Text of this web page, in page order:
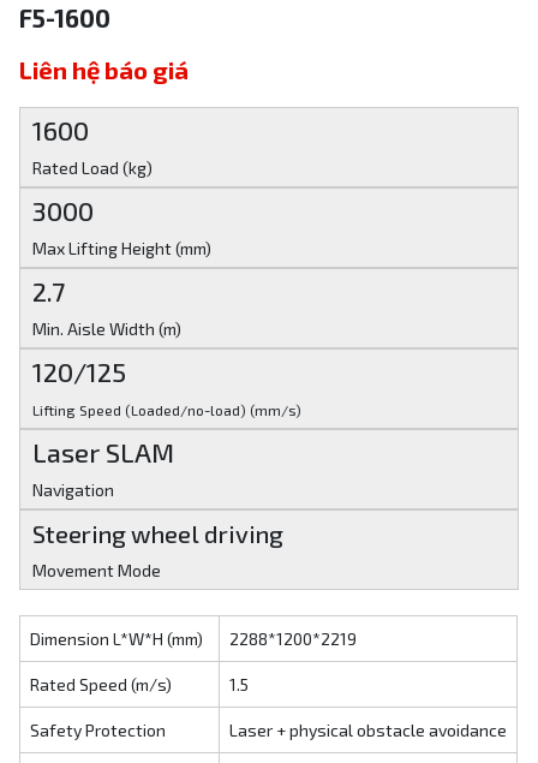
F5-1600
Liên hệ báo giá
1600
Rated Load (kg)
3000
Max Lifting Height (mm)
2.7
Min. Aisle Width (m)
120/125
Lifting Speed (Loaded/no-load) (mm/s)
Laser SLAM
Navigation
Steering wheel driving
Movement Mode
Dimension L*W*H (mm) 2288*1200*2219
Rated Speed (m/s) 1.5
Safety Protection Laser + physical obstacle avoidance